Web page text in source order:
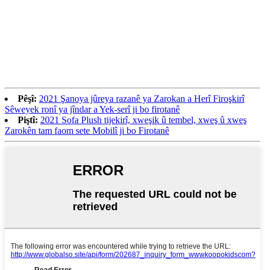
Pêşî: 2021 Şanoya jûreya razanê ya Zarokan a Herî Firoşkirî
Sêweyek ronî ya jîndar a Yek-serî ji bo firotanê
Piştî: 2021 Sofa Plush tijekirî, xweşik û tembel, xweş û xweş
Zarokên tam faom sete Mobilî ji bo Firotanê